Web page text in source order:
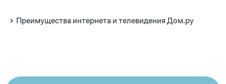
Преимущества интернета и телевидения Дом.ру